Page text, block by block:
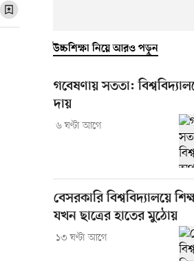
উচ্চশিক্ষা নিয়ে আরও পড়ুন
গবেষণায় সততা:
দায়
৬ ঘণ্টা আগে
বেসরকারি বিশ্ববিদ্যালয়ে
যখন ছাত্রের হাতের মুঠোয়
১৩ ঘণ্টা আগে